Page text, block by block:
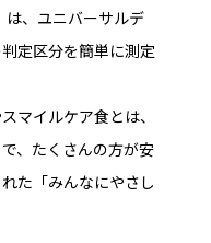
は、ユニバーサルデ
定区分を簡単に測定
マイルケア食とは、
、たくさんの方が安
た「みんなにやさし